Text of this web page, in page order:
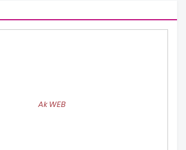
Ak WEB